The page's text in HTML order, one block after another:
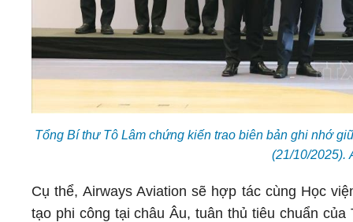
Tổng Bí thư Tô Lâm chứng kiến trao biên bản ghi nhớ
(21/10/2025).
Cụ thể, Airways Aviation sẽ hợp tác cùng Học
tạo phi công tại châu Âu, tuân thủ tiêu chuẩn